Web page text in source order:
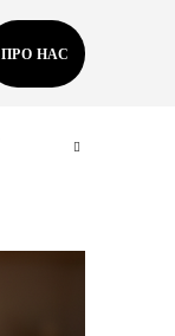
ПРО НАС